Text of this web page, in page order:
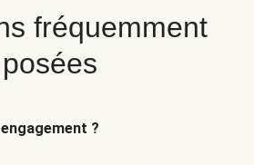
fréquemment
posées
?